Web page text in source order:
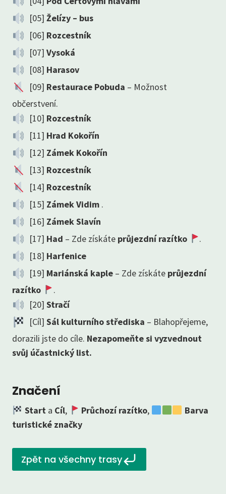
[05] Želízy – bus
[06] Rozcestník
[07] Vysoká
[08] Harasov
[09] Restaurace Pobuda – Možnost
občerstvení.
[10] Rozcestník
[11] Hrad Kokořín
[12] Zámek Kokořín
[13] Rozcestník
[14] Rozcestník
[15] Zámek Vidim.
[16] Zámek Slavín
[17] Had – Zde získáte průjezdní razítko
.
[18] Harfenice
[19] Mariánská kaple– Zde získáte průjezdní
razítko
.
[20] Stračí
[Cíl] Sál kulturního střediska – Blahopřejeme,
dorazili jste do cíle. Nezapomeňte si vyzvednout
svůj účastnický list.
Značení
Starta Cíl, Průchozí razítko,
Barva
turistické značky
Zpět na všechny trasy